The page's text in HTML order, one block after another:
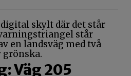
Väg 205